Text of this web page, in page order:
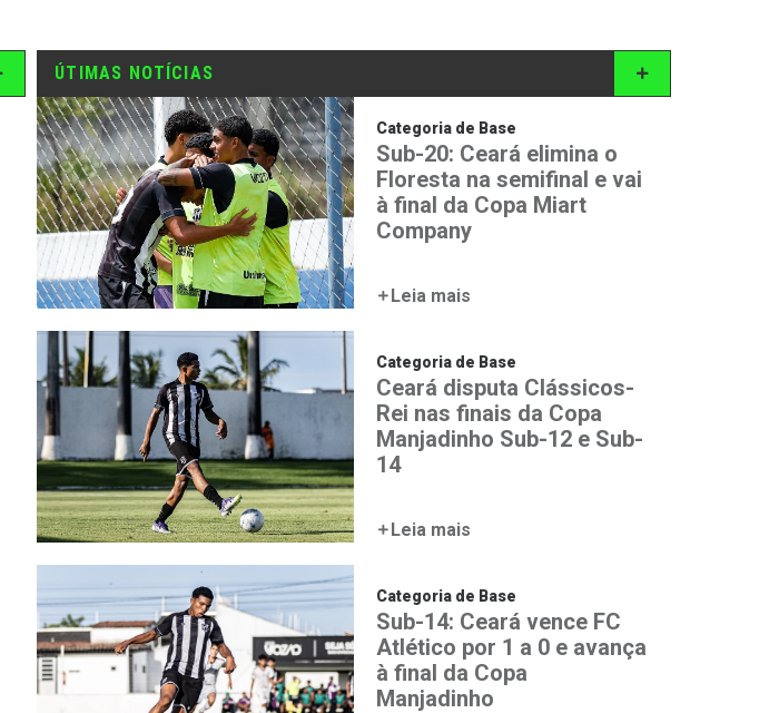
ÚTIMAS NOTÍCIAS
Categoria de Base
Sub-20: Ceará elimina o
Floresta na semifinal e vai
à final da Copa Miart
Company
Leia mais
Categoria de Base
Ceará disputa Clássicos-
Rei nas finais da Copa
Manjadinho Sub-12 e Sub-
14
Leia mais
Categoria de Base
Sub-14: Ceará vence FC
Atlético por 1 a 0 e avança
à final da Copa
Manjadinho